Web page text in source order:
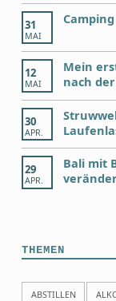
31
MAI
12
MAI
Mein
nach
30
APR.
29
APR.
Bali mit
THEMEN
ABSTILLEN